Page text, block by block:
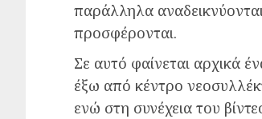
παράλληλα
προσφέρονται.
Σε αυτό φαίνεται αρχικά
έξω από κέντρο
ενώ στη συνέχεια του